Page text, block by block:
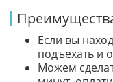
Если вы
подъехать и
Можем